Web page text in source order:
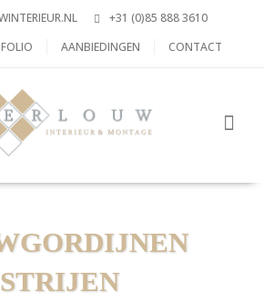
+31 (0)85 888 3610
AANBIEDINGEN CONTACT
STRIJEN